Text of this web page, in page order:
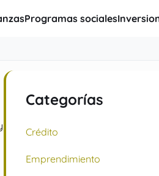
Programas sociales
Categorías
Crédito
Emprendimiento